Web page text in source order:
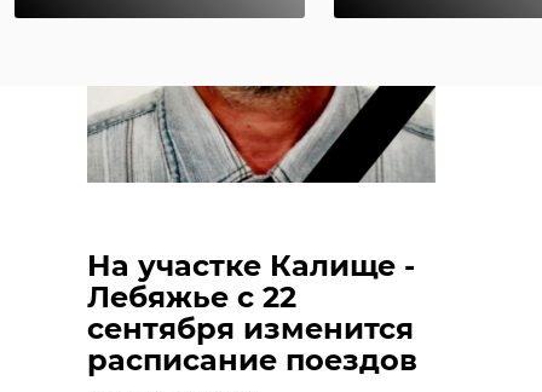
На участке Калище -
Лебяжье с 22
сентября изменится
расписание поездов
сланцы спецоперация